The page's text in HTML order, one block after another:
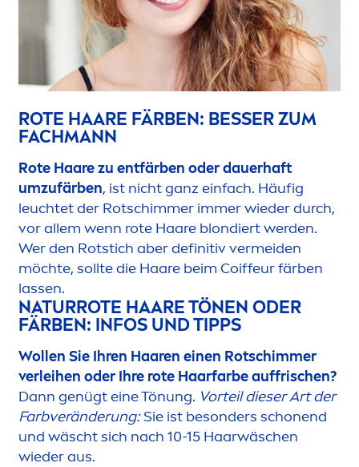
ROTE HAARE FÄRBEN: BESSER ZUM
FACHMANN
Rote Haare zu entfärben oder dauerhaft
umzufärben, ist nicht ganz einfach. Häufig
leuchtet der Rotschimmer immer wieder durch,
vor allem wenn rote Haare blondiert werden.
Wer den Rotstich aber definitiv vermeiden
möchte, sollte die Haare beim Coiffeur färben
lassen.
NATURROTE HAARE TÖNEN ODER
FÄRBEN: INFOS UND TIPPS
Wollen Sie Ihren Haaren einen Rotschimmer
verleihen oder Ihre rote Haarfarbe auffrischen?
Dann genügt eine Tönung. Vorteil dieser Art der
Farbveränderung:Sie ist besonders schonend
und wäscht sich nach 10-15 Haarwäschen
wieder aus.